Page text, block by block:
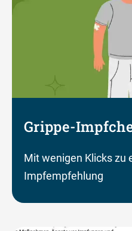
Grippe-
Mit wenigen Klicks zu
Impfempfehlung